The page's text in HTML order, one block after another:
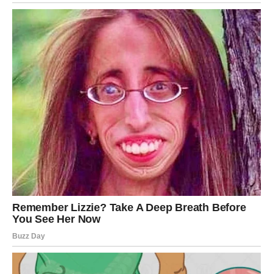
povoljni znakovi.
Zvijezde pokazuju da je sada vrijeme kada treba vjerovati
svojim idejama jer one imaju potencijal da vam donesu
veoma lijepe rezultate.
Ljubav prati uspjeh
Iako će finansije i posao biti u prvom planu, ni ljubavni
život neće ostati po strani. Slobodni Ovnovi mogli bi
upoznati osobu koja ih inspiriše i motiviše da gledaju
optimističnije na budućnost.
Za zauzete pripadnike ovog znaka dolazi period tokom
kojeg će partner pokazati mnogo više podrške i
razumijevanja.